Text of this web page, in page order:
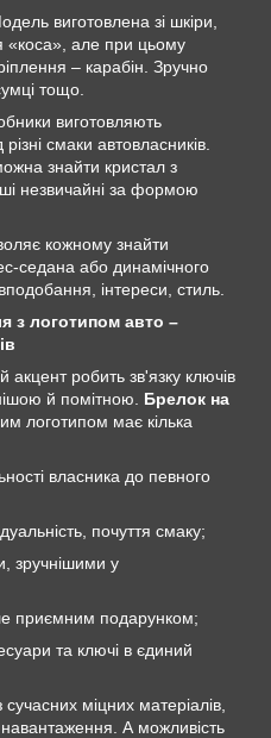
виготовлена зі шкіри,
«коса», але при цьому
– карабін. Зручно
тощо.
виготовляють
різні смаки автовласників.
знайти кристал з
незвичайні за формою
кожному знайти
седана або динамічного
інтереси, стиль.
з логотипом авто –
робить зв'язку ключів
й помітною. Брелок на
логотипом має кілька
власника до певного
почуття смаку;
зручнішими у
приємним подарунком;
та ключі в єдиний
міцних матеріалів,
А можливість